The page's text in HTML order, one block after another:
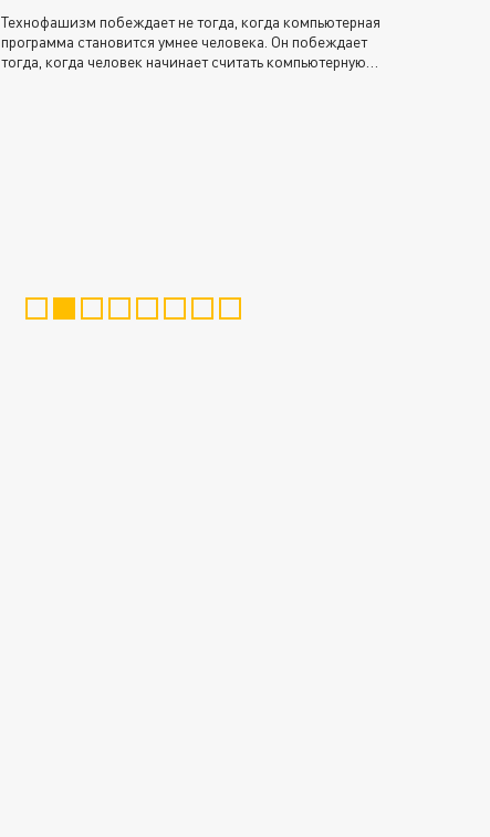
Технофашизм побеждает не тогда, когда компьютерная
программа становится умнее человека. Он побеждает
тогда, когда человек начинает считать компьютерную